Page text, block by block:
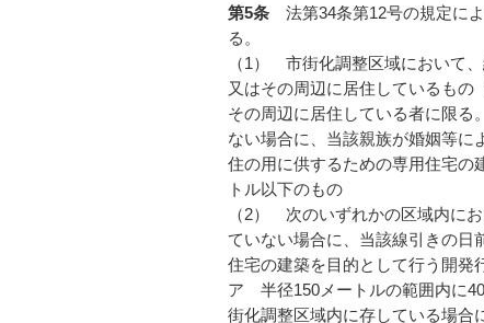
第5条 法第34条第12号の規定に
る。
（1） 市街化調整区域において
又はその周辺に居住しているもの
その周辺に居住している者に限る
ない場合に、当該親族が婚姻等に
住の用に供するための専用住宅の
トル以下のもの
（2） 次のいずれかの区域内に
ていない場合に、当該線引きの日
住宅の建築を目的として行う開発
ア 半径150メートルの範囲内に
街化調整区域内に存している場合